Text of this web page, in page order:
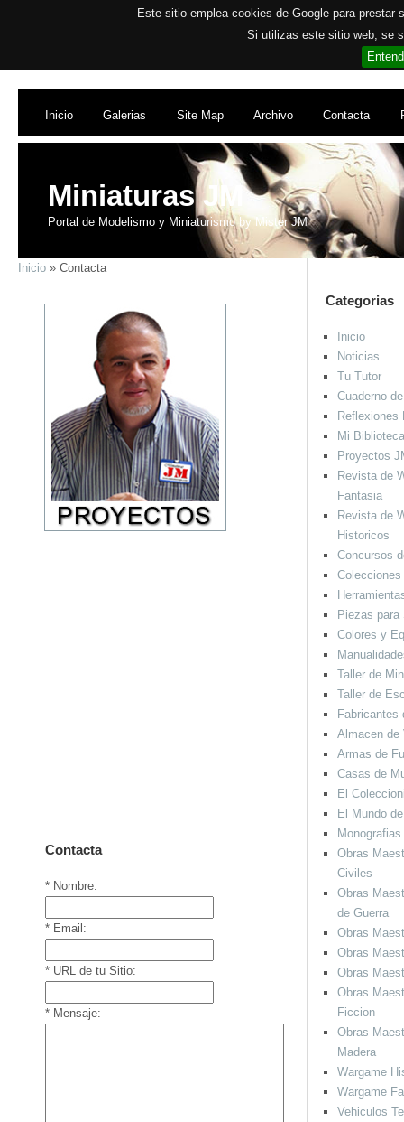
Este sitio emplea cookies de Google para
Si utilizas este sitio web, se
Inicio Galerias Site Map Archivo Contacta
Miniaturas JM
Portal de Modelismo y Miniaturismo by Mister JM
Inicio » Contacta
Contacta
* Nombre:
* Email:
* URL de tu Sitio:
* Mensaje:
Categorias
Inicio
Noticias
Tu Tutor
Cuaderno
Reflexiones
Mi
Proyectos
Revista de
Fantasia
Revista de
Historicos
Concursos
Piezas para
Colores y
Taller de
Taller de
Fabricantes
Almacen de
Armas de
Casas de
El
El Mundo
Obras
Civiles
Obras
de Guerra
Obras
Obras
Obras
Obras
Ficcion
Obras
Madera
Wargame
Wargame
Vehiculos